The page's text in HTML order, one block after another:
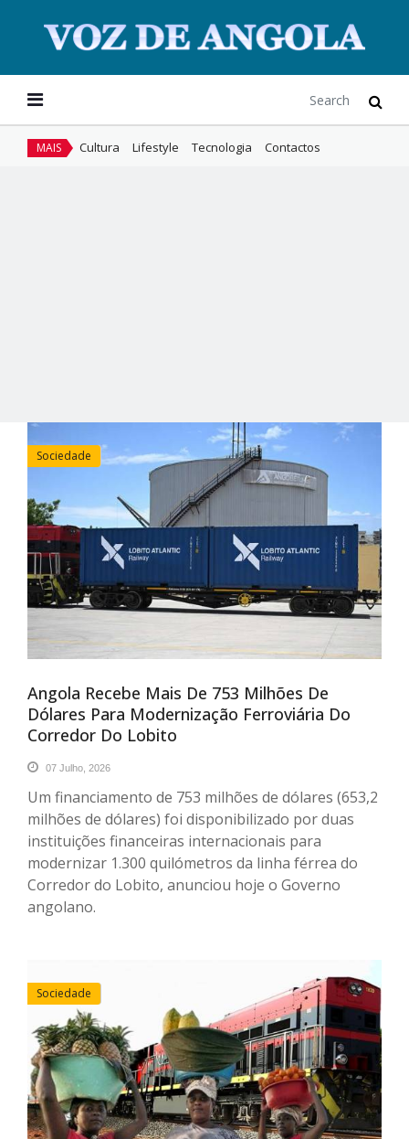
MAIS Cultura Lifestyle Tecnologia Contactos
Sociedade
Angola Recebe Mais De 753 Milhões De
Dólares Para Modernização Ferroviária Do
Corredor Do Lobito
07 Julho, 2026
Um financiamento de 753 milhões de dólares (653,2
milhões de dólares) foi disponibilizado por duas
instituições financeiras internacionais para
modernizar 1.300 quilómetros da linha férrea do
Corredor do Lobito, anunciou hoje o Governo
angolano.
Sociedade